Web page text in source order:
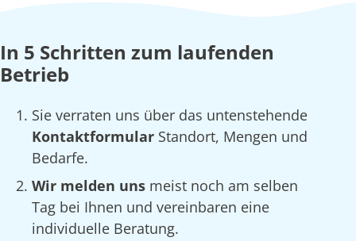
In 5 Schritten zum laufenden
Betrieb
Sie verraten uns über das untenstehende
Kontaktformular Standort, Mengen und
Bedarfe.
Wir melden uns meist noch am selben
Tag bei Ihnen und vereinbaren eine
individuelle Beratung.